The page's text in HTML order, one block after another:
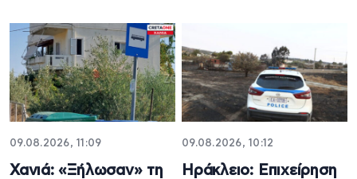
09.08.2026, 11:09
Χανιά: «Ξήλωσαν» τη
09.08.2026, 10:12
Ηράκλειο: Επιχείρηση